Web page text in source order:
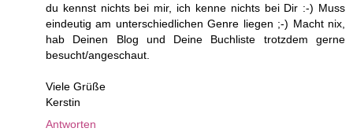
du kennst nichts bei mir, ich kenne nichts bei Dir :-) Muss
eindeutig am unterschiedlichen Genre liegen ;-) Macht nix,
hab Deinen Blog und Deine Buchliste trotzdem gerne
besucht/angeschaut.
Viele Grüße
Kerstin
Antworten